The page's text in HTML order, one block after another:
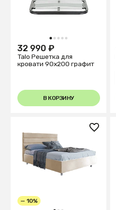
1 2 3 4 5
32 990 ₽
Talo Решетка для
кровати 90х200 графит
В КОРЗИНУ
— 10%